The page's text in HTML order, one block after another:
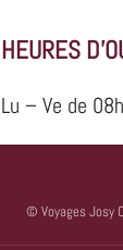
HEURES
Lu – Ve de
© Voyages Josy